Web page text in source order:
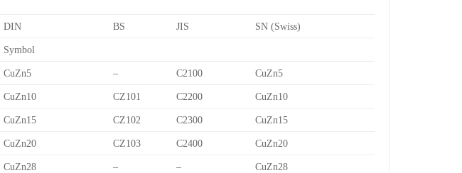
DIN BS JIS SN (Swiss)
Symbol
CuZn5 – C2100 CuZn5
CuZn10 CZ101 C2200 CuZn10
CuZn15 CZ102 C2300 CuZn15
CuZn20 CZ103 C2400 CuZn20
CuZn28 – – CuZn28